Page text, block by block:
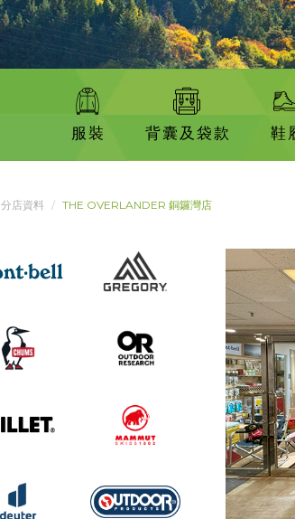
服裝 背囊及袋款 鞋
分店資料 THE OVERLANDER 銅鑼灣店